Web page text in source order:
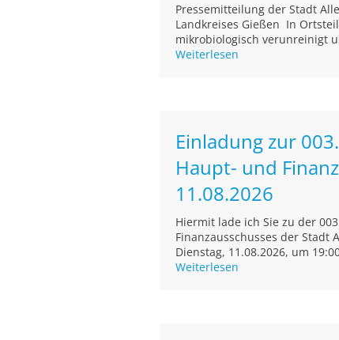
Pressemitteilung der Stadt
Landkreises Gießen In
mikrobiologisch verunreinigt
Weiterlesen
Einladung zur
Haupt- und
11.08.2026
Hiermit lade ich Sie zu der
Finanzausschusses der
Dienstag, 11.08.2026, um
Weiterlesen